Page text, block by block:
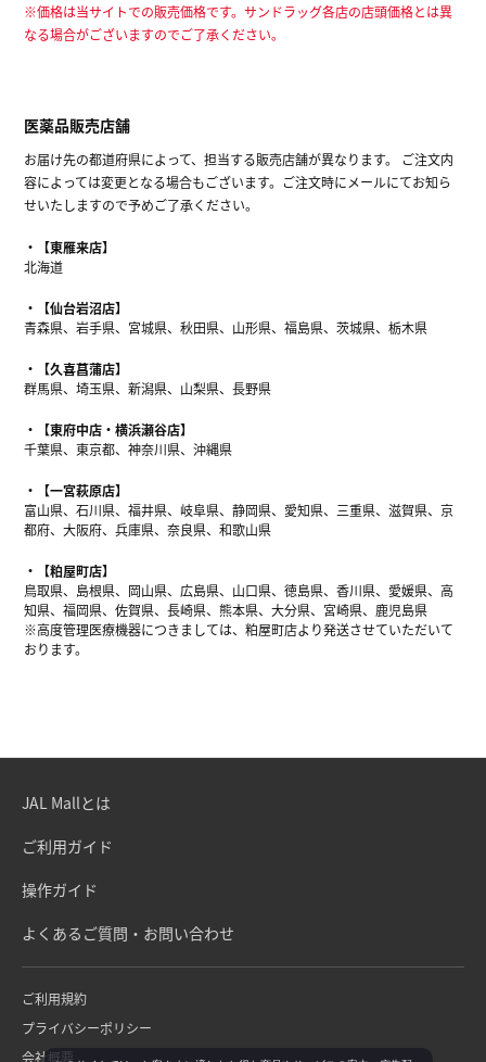
※価格は当サイトでの販売価格です。サンドラッグ各店の店頭価格とは異
なる場合がございますのでご了承ください。
医薬品販売店舗
お届け先の都道府県によって、担当する販売店舗が異なります。 ご注文内
容によっては変更となる場合もございます。ご注文時にメールにてお知ら
せいたしますので予めご了承ください。
【東雁来店】
北海道
【仙台岩沼店】
青森県、岩手県、宮城県、秋田県、山形県、福島県、茨城県、栃木県
【久喜菖蒲店】
群馬県、埼玉県、新潟県、山梨県、長野県
【東府中店・横浜瀬谷店】
千葉県、東京都、神奈川県、沖縄県
【一宮萩原店】
富山県、石川県、福井県、岐阜県、静岡県、愛知県、三重県、滋賀県、京
都府、大阪府、兵庫県、奈良県、和歌山県
【粕屋町店】
鳥取県、島根県、岡山県、広島県、山口県、徳島県、香川県、愛媛県、高
知県、福岡県、佐賀県、長崎県、熊本県、大分県、宮崎県、鹿児島県
※高度管理医療機器につきましては、粕屋町店より発送させていただいて
おります。
JAL Mallとは
ご利用ガイド
操作ガイド
よくあるご質問・お問い合わせ
ご利用規約
プライバシーポリシー
会社概要